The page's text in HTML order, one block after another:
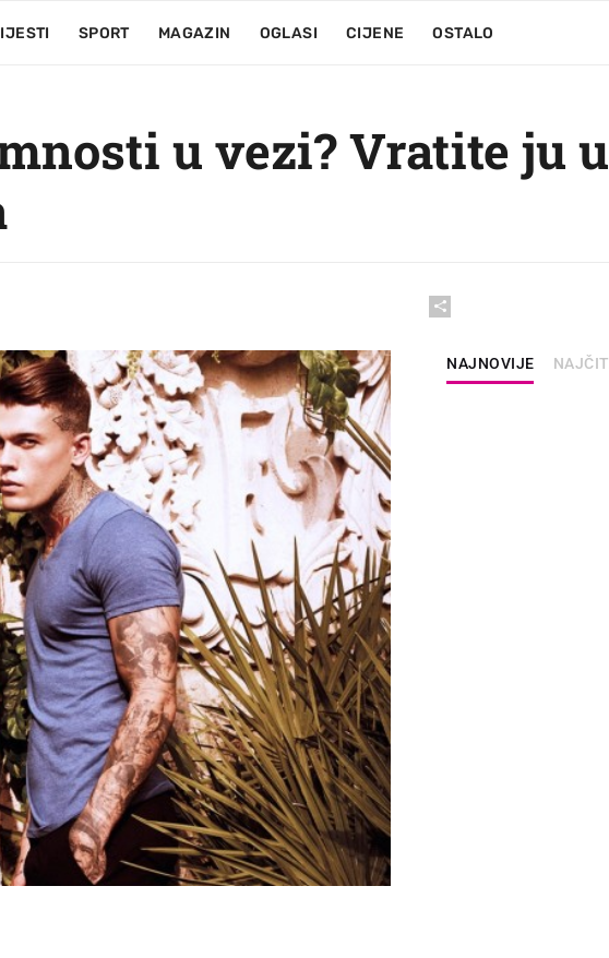
SPORT MAGAZIN OGLASI CIJENE OSTALO
u vezi? Vratite ju
NAJNOVIJE